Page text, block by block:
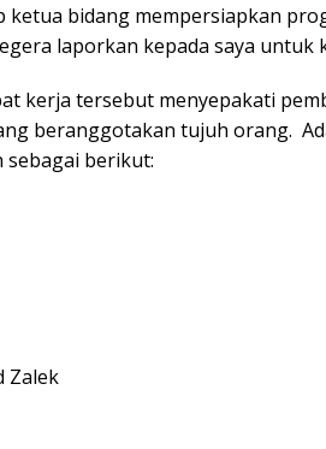
ketua bidang mempersiapkan
laporkan kepada saya untuk
kerja tersebut menyepakati
beranggotakan tujuh orang.
sebagai berikut:
Zalek